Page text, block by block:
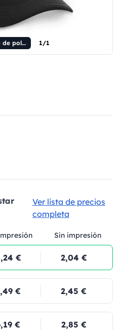
NICOLA BK. Gorra de poliéster y malla (150 g/m²) 1/1
Ver lista de precios
completa
Sin impresión
€ 2,04 €
€ 2,45 €
€ 2,85 €